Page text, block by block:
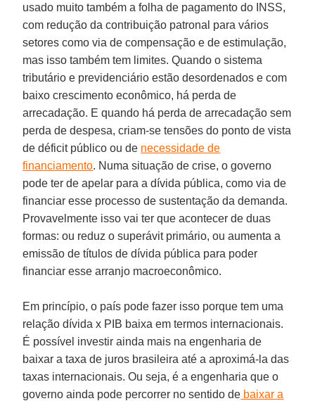
usado muito também a folha de pagamento do INSS,
com redução da contribuição patronal para vários
setores como via de compensação e de estimulação,
mas isso também tem limites. Quando o sistema
tributário e previdenciário estão desordenados e com
baixo crescimento econômico, há perda de
arrecadação. E quando há perda de arrecadação sem
perda de despesa, criam-se tensões do ponto de vista
de déficit público ou de necessidade de
financiamento. Numa situação de crise, o governo
pode ter de apelar para a dívida pública, como via de
financiar esse processo de sustentação da demanda.
Provavelmente isso vai ter que acontecer de duas
formas: ou reduz o superávit primário, ou aumenta a
emissão de títulos de dívida pública para poder
financiar esse arranjo macroeconômico.
Em princípio, o país pode fazer isso porque tem uma
relação dívida x PIB baixa em termos internacionais.
É possível investir ainda mais na engenharia de
baixar a taxa de juros brasileira até a aproximá-la das
taxas internacionais. Ou seja, é a engenharia que o
governo ainda pode percorrer no sentido de baixar a